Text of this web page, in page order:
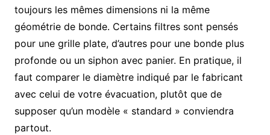
toujours les mêmes dimensions ni la même
géométrie de bonde. Certains filtres sont pensés
pour une grille plate, d’autres pour une bonde plus
profonde ou un siphon avec panier. En pratique, il
faut comparer le diamètre indiqué par le fabricant
avec celui de votre évacuation, plutôt que de
supposer qu’un modèle « standard » conviendra
partout.